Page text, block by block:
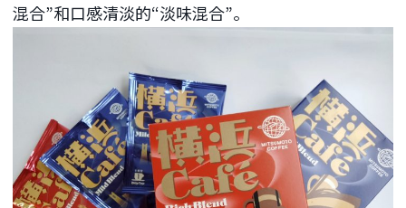
混合”和口感清淡的“淡味混合”。